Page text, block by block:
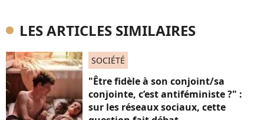
LES ARTICLES SIMILAIRES
SOCIÉTÉ
"Être fidèle à son conjoint/sa
conjointe, c’est antiféministe ?" :
sur les réseaux sociaux, cette